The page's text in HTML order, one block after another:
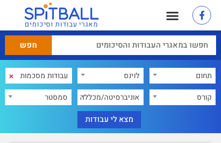
מאגרי עבודות וסיכומים
תחום לוינס ×
קורס אוניברסיטה/מכללה סמסטר